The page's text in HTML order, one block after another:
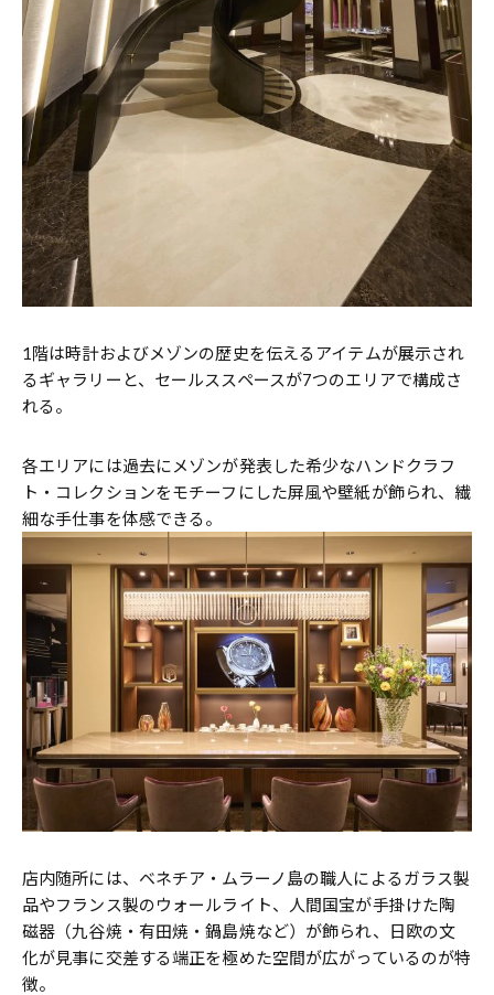
1階は時計およびメゾンの歴史を伝えるアイテムが展示され
るギャラリーと、セールススペースが7つのエリアで構成さ
れる。
各エリアには過去にメゾンが発表した希少なハンドクラフ
ト・コレクションをモチーフにした屏風や壁紙が飾られ、繊
細な手仕事を体感できる。
店内随所には、ベネチア・ムラーノ島の職人によるガラス製
品やフランス製のウォールライト、人間国宝が手掛けた陶
磁器（九谷焼・有田焼・鍋島焼など）が飾られ、日欧の文
化が見事に交差する端正を極めた空間が広がっているのが特
徴。